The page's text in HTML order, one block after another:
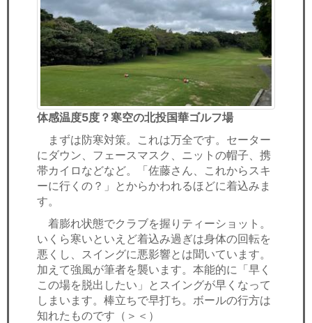
体感温度5度？寒空の北投国華ゴルフ場
まずは防寒対策。これは万全です。セーター
にダウン、フェースマスク、ニットの帽子、携
帯カイロなどなど。「佐藤さん、これからスキ
ーに行くの？」とからかわれるほどに着込みま
す。
着膨れ状態でクラブを握りティーショット。
いくら寒いといえど着込み過ぎは身体の回転を
悪くし、スイングに悪影響とは聞いています。
加えて強風が筆者を襲います。本能的に「早く
この場を脱出したい」とスイングが早くなって
しまいます。棒立ちで早打ち。ボールの行方は
知れたものです（＞＜）